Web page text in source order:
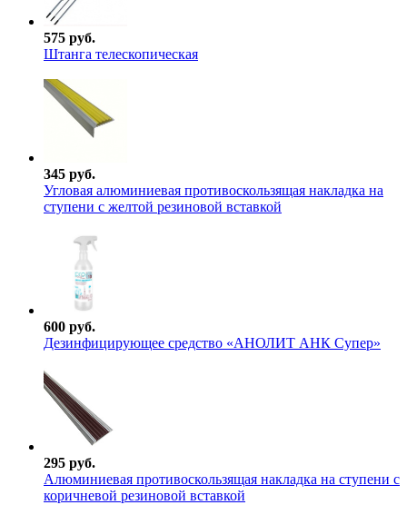
575 руб.
Штанга телескопическая
345 руб.
Угловая алюминиевая противоскользящая накладка на
ступени с желтой резиновой вставкой
600 руб.
Дезинфицирующее средство «АНОЛИТ АНК Супер»
295 руб.
Алюминиевая противоскользящая накладка на ступени с
коричневой резиновой вставкой